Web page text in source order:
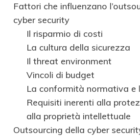
Fattori che influenzano
cyber security
Il risparmio di costi
La cultura della sicurezza
Il threat environment
Vincoli di budget
La conformità normativa e
Requisiti inerenti alla
alla proprietà intellettuale
Outsourcing della cyber